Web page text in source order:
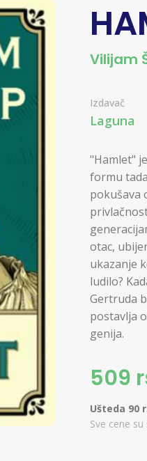
Vilijam
Izdavač
Laguna
"Hamlet"
formu
pokušava
otac,
ukazanje
ludilo?
Gertruda
postavlja
genija.
509
Ušteda 90
Sve cene